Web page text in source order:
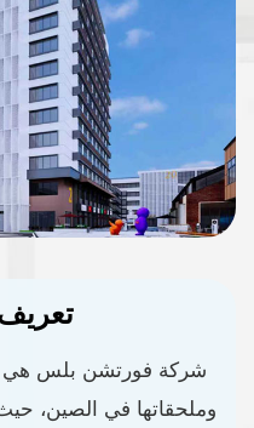
شركة فورتشن بلس هي
وملحقاتها في الصين،